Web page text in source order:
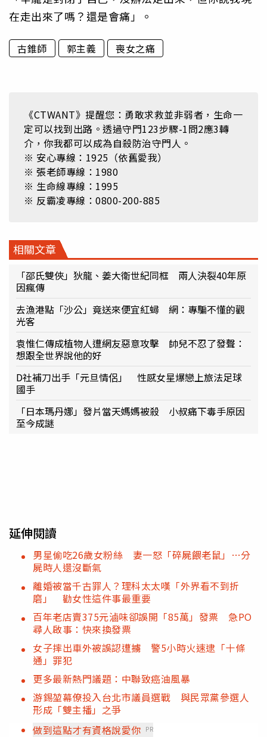
在走出來了嗎？還是會痛」。
古錐師 郭主義 喪女之痛
《CTWANT》提醒您：勇敢求救並非弱者，生命一
定可以找到出路。透過守門123步驟-1問2應3轉
介，你我都可以成為自殺防治守門人。
※ 安心專線：1925（依舊愛我）
※ 張老師專線：1980
※ 生命線專線：1995
※ 反霸凌專線：0800-200-885
相關文章
「邵氏雙俠」狄龍、姜大衛世紀同框 兩人決裂40年原
因瘋傳
去漁港點「沙公」竟送來便宜紅蟳 網：專騙不懂的觀
光客
袁惟仁傳成植物人遭網友惡意攻擊 帥兒不忍了發聲：
想跟全世界說他的好
D社補刀出手「元旦情侶」 性感女星爆戀上旅法足球
國手
「日本瑪丹娜」發片當天媽媽被殺 小叔痛下毒手原因
至今成謎
延伸閱讀
男星偷吃26歲女粉絲 妻一怒「碎屍餵老鼠」…分
屍時人還沒斷氣
離婚被當千古罪人？理科太太嘆「外界看不到折
磨」 勸女性這件事最重要
百年老店賣375元滷味卻誤開「85萬」發票 急PO
尋人啟事：快來換發票
女子摔出車外被誤認遭擄 警5小時火速逮「十條
通」罪犯
更多最新熱門議題：中聯致癌油風暴
游錫堃幕僚投入台北市議員選戰 與民眾黨參選人
形成「雙主播」之爭
做到這點才有資格說愛你 PR